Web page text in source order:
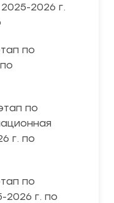
2026 г.
по
по
г. по
по
г. по